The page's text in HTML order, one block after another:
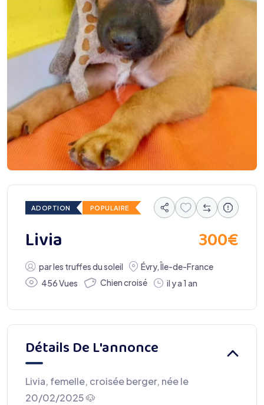
ADOPTION POPULAIRE
Livia 300€
parles truffes du soleil Évry,Île-de-France
456 Vues
Chien croisé il y a 1 an
Détails De L'annonce
Livia, femelle, croisée berger, née le
20/02/2025 🐶